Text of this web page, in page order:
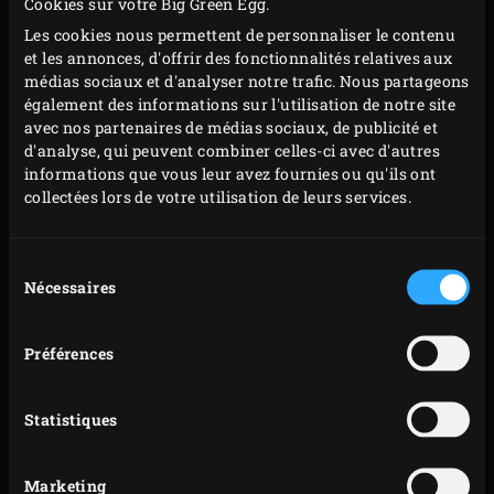
Les cookies nous permettent de personnaliser le contenu
et les annonces, d'offrir des fonctionnalités relatives aux
médias sociaux et d'analyser notre trafic. Nous partageons
également des informations sur l'utilisation de notre site
avec nos partenaires de médias sociaux, de publicité et
d'analyse, qui peuvent combiner celles-ci avec d'autres
informations que vous leur avez fournies ou qu'ils ont
collectées lors de votre utilisation de leurs services.
duNécessaires
Préférences
Statistiques
Marketing
badigeonnez les darnes de lotte et les tranches
d’oignons d’huile d’olive. Saupoudrez le ras-el-
hanout sur votre poisson, salez et poivrez.
Retournez les poivrons allongés et déposez les
darnes de lotte et les oignons sur la grille. Faites
griller les tranches d’oignons env. 3 minutes avant
5 minutes puis retournez vos morceaux. Piquez une
petite tête de thym et une de romarin dans l’arête
centrale de chaque darne de lotte et laissez de
nouveau cuire 4 à 5 minutes jusqu’à obtenir une
température à cœur de 62 °C. Vous pouvez contrôler
cette température avec le
thermomètre à lecture